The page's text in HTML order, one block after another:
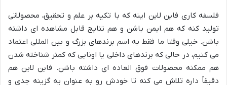
فلسفه کاری فاین لاین اینه که با تکیه بر علم و تحقیق، محصولاتی
تولید کنه که هم ایمن باشن و هم نتایج قابل مشاهده ای داشته
باشن. خیلی وقتا ما فقط به اسم برندهای بزرگ و بین المللی اعتماد
می کنیم، در حالی که برندهای داخلی یا اونایی که کمتر شناخته شدن
هم ممکنه محصولات فوق العاده ای داشته باشن. فاین لاین هم
دقیقاً داره تلاش می کنه تا خودش رو به عنوان یه گزینه جدی و